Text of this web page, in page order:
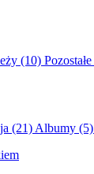
(10) Pozostałe
(21) Albumy (5)